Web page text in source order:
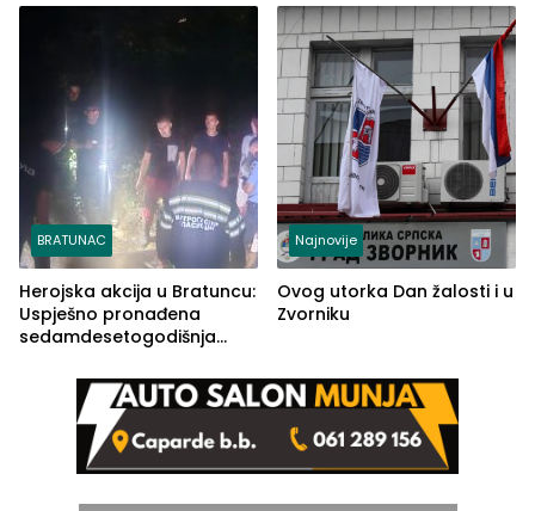
rješenje
BRATUNAC
Herojska akcija u Bratuncu:
Uspješno pronađena
sedamdesetogodišnja
Kravice.
Najnovije
Ovog utorka Dan žalosti i u
Zvorniku